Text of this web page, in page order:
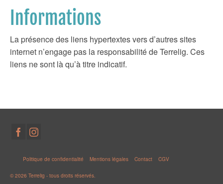
Informations
La présence des liens hypertextes vers d’autres sites
internet n’engage pas la responsabilité de Terrelig. Ces
liens ne sont là qu’à titre indicatif.
Politique de confidentialité Mentions légales Contact CGV
© 2026 Terrelig - tous droits réservés.